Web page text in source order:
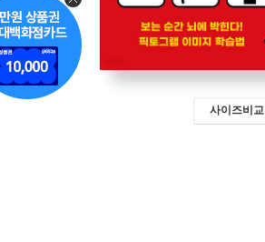
사이즈비교